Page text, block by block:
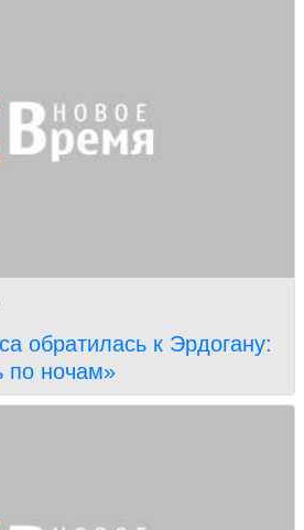
обратилась к Эрдогану:
по ночам»